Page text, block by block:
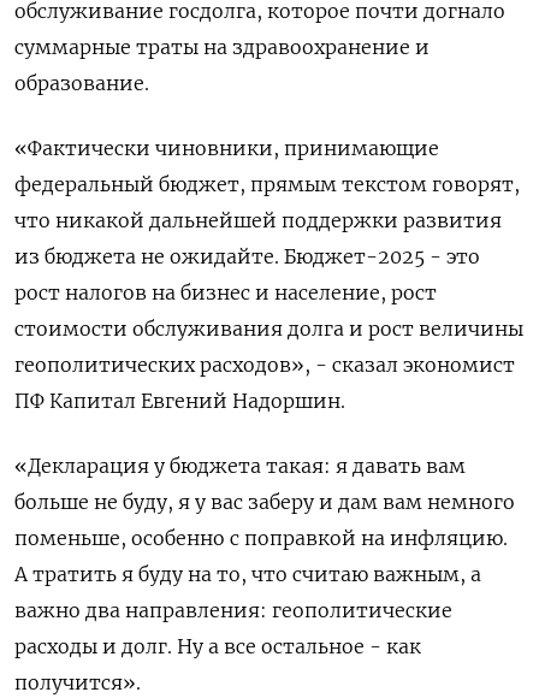
обслуживание госдолга, которое почти догнало
суммарные траты на здравоохранение и
образование.
«Фактически чиновники, принимающие
федеральный бюджет, прямым текстом говорят,
что никакой дальнейшей поддержки развития
из бюджета не ожидайте. Бюджет-2025 - это
рост налогов на бизнес и население, рост
стоимости обслуживания долга и рост величины
геополитических расходов», - сказал экономист
ПФ Капитал Евгений Надоршин.
«Декларация у бюджета такая: я давать вам
больше не буду, я у вас заберу и дам вам немного
поменьше, особенно с поправкой на инфляцию.
А тратить я буду на то, что считаю важным, а
важно два направления: геополитические
расходы и долг. Ну а все остальное - как
получится».